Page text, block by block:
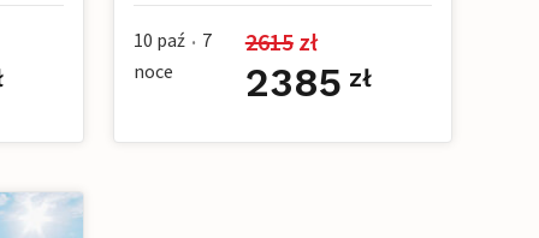
10 paź • 7
noce
2615 zł
2385 zł